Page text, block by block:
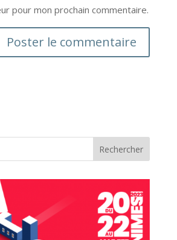
pour mon prochain commentaire.
Rechercher